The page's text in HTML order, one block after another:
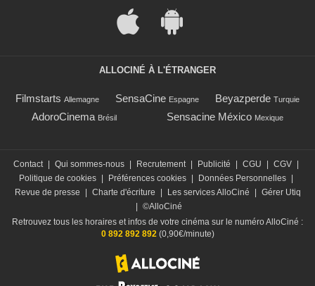
ALLOCINÉ À L'ÉTRANGER
Filmstarts Allemagne SensaCine Espagne Beyazperde Turquie
AdoroCinema Brésil Sensacine México Mexique
Contact Qui sommes-nous Recrutement Publicité CGU CGV
Politique de cookies
Préférences cookies Données Personnelles
Revue de presse
Charte d'écriture Les services AlloCiné
Gérer Utiq
©AlloCiné
Retrouvez tous les horaires et infos de votre cinéma sur le numéro AlloCiné :
0 892 892 892(0,90€/minute)